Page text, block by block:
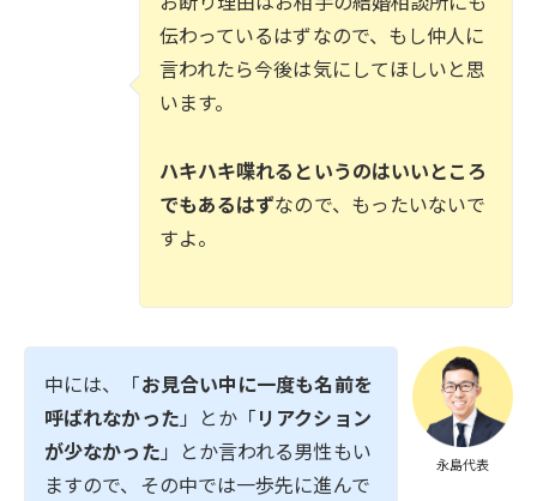
伝わっているはずなので、もし仲人に
言われたら今後は気にしてほしいと思
います。
ハキハキ喋れるというのはいいところ
でもあるはずなので、もったいないで
すよ。
永島代表
中には、「お見合い中に一度も名前を
呼ばれなかった 」とか「リアクション
が少なかった 」とか言われる男性もい
ますので、その中では一歩先に進んで